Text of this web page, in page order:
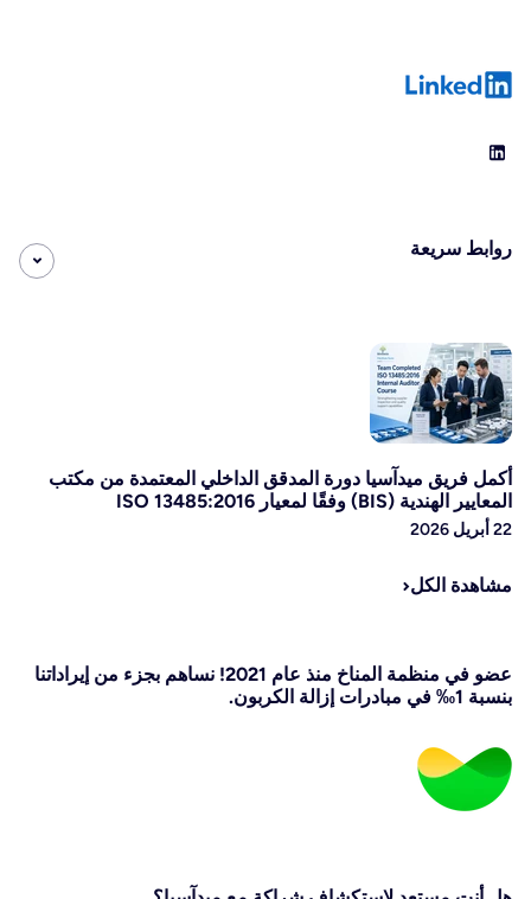
LinkedIn
روابط سريعة
أكمل فريق ميدآسيا دورة المدقق الداخلي المعتمدة من مكتب
المعايير الهندية (BIS) وفقًا لمعيار ISO 13485:2016
22 أبريل 2026
مشاهدة الكل
عضو في منظمة المناخ منذ عام 2021! نساهم بجزء من إيراداتنا
بنسبة 1‰ في مبادرات إزالة الكربون.